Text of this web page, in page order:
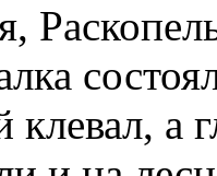
клевал, а